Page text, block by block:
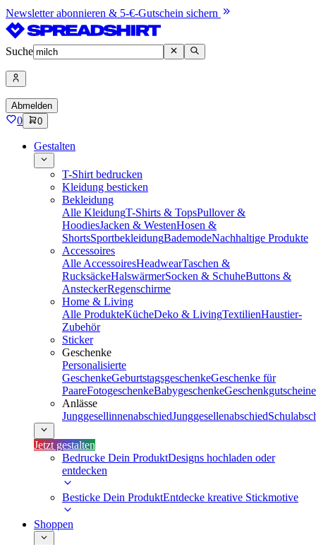
Newsletter abonnieren & 5-€-Gutschein sichern
Suche
Abmelden
0 0
Gestalten
T-Shirt bedrucken
Kleidung besticken
Bekleidung
Alle KleidungT-Shirts & TopsPullover &
HoodiesJacken & WestenHosen &
ShortsSportbekleidungBademodeNachhaltige Produkte
Accessoires
Alle AccessoiresHeadwearTaschen &
RucksäckeHalswärmerSocken & SchuheButtons &
AnsteckerRegenschirme
Home & Living
Alle ProdukteKücheDeko & LivingTextilienHaustier-
Zubehör
Sticker
Geschenke
Personalisierte
GeschenkeGeburtstagsgeschenkeGeschenke für
PaareFotogeschenkeBabygeschenkeGeschenkgutscheine
Anlässe
JunggesellinnenabschiedJunggesellenabschied
Jetzt gestalten
Bedrucke Dein ProduktDesigns hochladen oder
entdecken
Besticke Dein ProduktEntdecke kreative Stickmotive
Shoppen